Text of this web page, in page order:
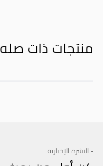
منتجات ذات صله
- النشرة الإخبارية